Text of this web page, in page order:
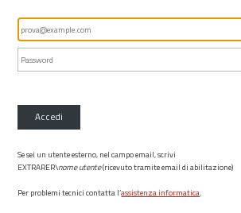
Accedi
Se sei un utente esterno, nel campo email, scrivi
EXTRARER\nome utente(ricevuto tramite email di abilitazione)
Per problemi tecnici contatta l’assistenza informatica.